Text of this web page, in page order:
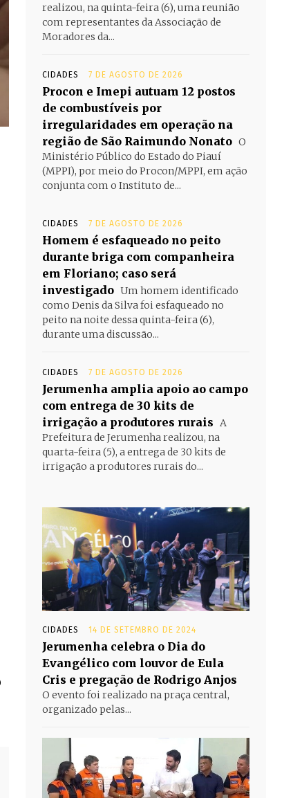
realizou, na quinta-feira (6), uma reunião
com representantes da Associação de
Moradores da...
CIDADES 7 DE AGOSTO DE 2026
Procon e Imepi autuam 12 postos
de combustíveis por
irregularidades em operação na
região de São Raimundo Nonato O
Ministério Público do Estado do Piauí
(MPPI), por meio do Procon/MPPI, em ação
conjunta com o Instituto de...
CIDADES 7 DE AGOSTO DE 2026
Homem é esfaqueado no peito
durante briga com companheira
em Floriano; caso será
investigado Um homem identificado
como Denis da Silva foi esfaqueado no
peito na noite dessa quinta-feira (6),
durante uma discussão...
CIDADES 7 DE AGOSTO DE 2026
Jerumenha amplia apoio ao campo
com entrega de 30 kits de
irrigação a produtores rurais A
Prefeitura de Jerumenha realizou, na
quarta-feira (5), a entrega de 30 kits de
irrigação a produtores rurais do...
CIDADES 14 DE SETEMBRO DE 2024
Jerumenha celebra o Dia do
Evangélico com louvor de Eula
Cris e pregação de Rodrigo Anjos
O evento foi realizado na praça central,
organizado pelas...